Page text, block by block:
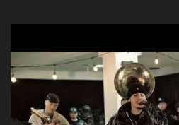
pero eso ya no va a pasar me
mirabas bonito si yo no fui el final
duele no tenerte aquí sabiendo que
cantamos y por ti nos embriagamos
contigo fui muy feliz a lo mejor no